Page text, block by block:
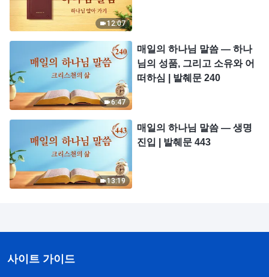
12:07
6:47
매일의 하나님 말씀 ― 하나
님의 성품, 그리고 소유와 어
떠하심 | 발췌문 240
13:19
매일의 하나님 말씀 ― 생명
진입 | 발췌문 443
사이트 가이드